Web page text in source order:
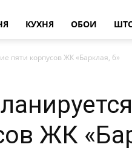
КУХНЯ ОБОИ
пяти корпусов ЖК «Барклая, 6»
ЖК